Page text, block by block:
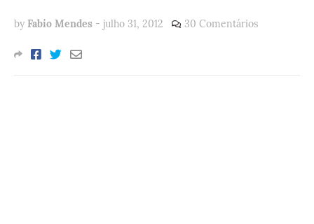
by Fabio Mendes - julho 31, 2012 30 Comentários